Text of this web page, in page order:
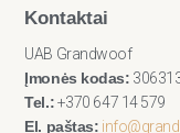
Kontaktai
UAB Grandwoof
Įmonės kodas:
Tel.:+370 647 14 579
El. paštas: